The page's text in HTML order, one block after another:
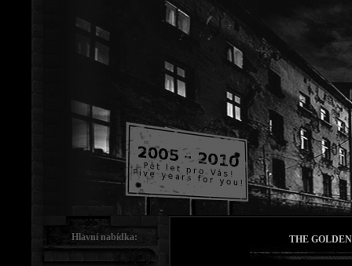
THE
Hlavní nabídka: